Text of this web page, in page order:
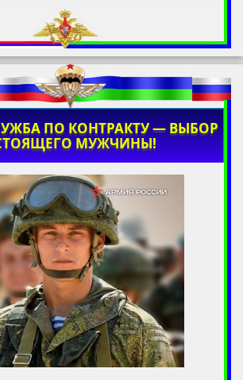
ПО КОНТРАКТУ — ВЫБОР
МУЖЧИНЫ!